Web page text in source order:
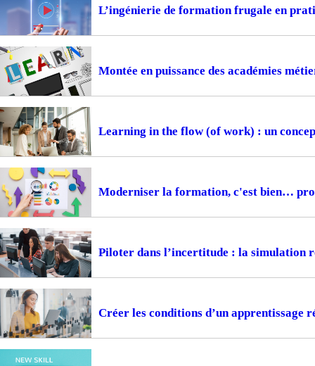
L’ingénierie de formation frugale en
Montée en puissance des académies
Learning in the flow (of work) : un
Moderniser la formation, c'est bien…
Piloter dans l’incertitude : la simulation
Créer les conditions d’un apprentissage